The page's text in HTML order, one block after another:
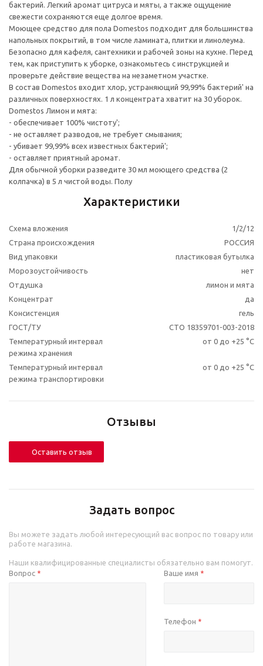
бактерий. Легкий аромат цитруса и мяты, а также ощущение
свежести сохраняются еще долгое время.
Моющее средство для пола Domestos подходит для большинства
напольных покрытий, в том числе ламината, плитки и линолеума.
Безопасно для кафеля, сантехники и рабочей зоны на кухне. Перед
тем, как приступить к уборке, ознакомьтесь с инструкцией и
проверьте действие вещества на незаметном участке.
В состав Domestos входит хлор, устраняющий 99,99% бактерий' на
различных поверхностях. 1 л концентрата хватит на 30 уборок.
Domestos Лимон и мята:
- обеспечивает 100% чистоту';
- не оставляет разводов, не требует смывания;
- убивает 99,99% всех известных бактерий';
- оставляет приятный аромат.
Для обычной уборки разведите 30 мл моющего средства (2
колпачка) в 5 л чистой воды. Полу
Характеристики
Схема вложения
1/2/12
Страна происхождения
РОССИЯ
Вид упаковки
пластиковая бутылка
Морозоустойчивость
нет
Отдушка
лимон и мята
Концентрат
да
Консистенция
гель
ГОСТ/ТУ
СТО 18359701-003-2018
Температурный интервал
режима хранения
от 0 до +25 °C
Температурный интервал
режима транспортировки
от 0 до +25 °C
Отзывы
Оставить отзыв
Задать вопрос
Вы можете задать любой интересующий вас вопрос по товару или
работе магазина.
Наши квалифицированные специалисты обязательно вам помогут.
Вопрос * Ваше имя *
Телефон *